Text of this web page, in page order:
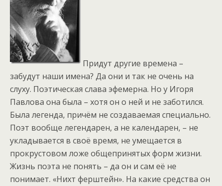
Придут другие времена –
забудут наши имена? Да они и так не очень на
слуху. Поэтическая слава эфемерна. Но у Игоря
Павлова она была – хотя он о ней и не заботился.
Была легенда, причём не создаваемая специально.
Поэт вообще легендарен, а не календарен, – не
укладывается в своё время, не умещается в
прокрустовом ложе общепринятых форм жизни.
Жизнь поэта не понять – да он и сам её не
понимает. «Нихт ферштейн». На какие средства он